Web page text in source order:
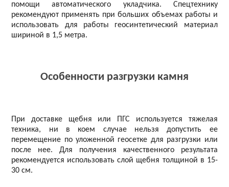
помощи автоматического укладчика. Спецтехнику
рекомендуют применять при больших объемах работы и
использовать для работы геосинтетический материал
шириной в 1,5 метра.
Особенности разгрузки камня
При доставке щебня или ПГС используется тяжелая
техника, ни в коем случае нельзя допустить ее
перемещение по уложенной геосетке для разгрузки или
после нее. Для получения качественного результата
рекомендуется использовать слой щебня толщиной в 15-
30 см.